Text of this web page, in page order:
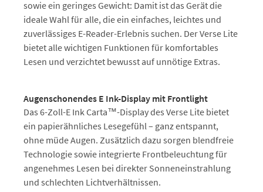
sowie ein geringes Gewicht: Damit ist das Gerät die
ideale Wahl für alle, die ein einfaches, leichtes und
zuverlässiges E-Reader-Erlebnis suchen. Der Verse Lite
bietet alle wichtigen Funktionen für komfortables
Lesen und verzichtet bewusst auf unnötige Extras.
Augenschonendes E Ink-Display mit Frontlight
Das 6-Zoll-E Ink Carta™-Display des Verse Lite bietet
ein papierähnliches Lesegefühl – ganz entspannt,
ohne müde Augen. Zusätzlich dazu sorgen blendfreie
Technologie sowie integrierte Frontbeleuchtung für
angenehmes Lesen bei direkter Sonneneinstrahlung
und schlechten Lichtverhältnissen.